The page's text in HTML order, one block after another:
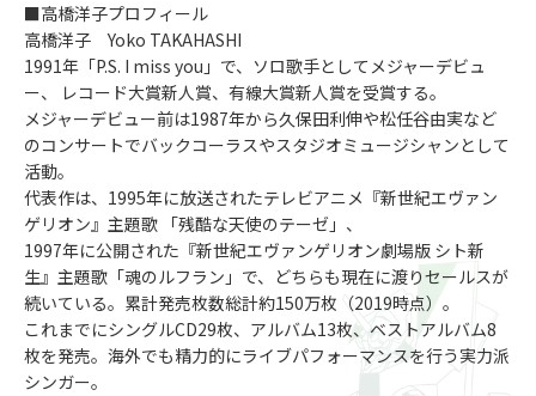
■高橋洋子プロフィール
高橋洋子 Yoko TAKAHASHI
1991年「P.S. I miss you」で、ソロ歌手としてメジャーデビュ
ー、 レコード大賞新人賞、有線大賞新人賞を受賞する。
メジャーデビュー前は1987年から久保田利伸や松任谷由実など
のコンサートでバックコーラスやスタジオミュージシャンとして
活動。
代表作は、1995年に放送されたテレビアニメ『新世紀エヴァン
ゲリオン』主題歌 「残酷な天使のテーゼ」、
1997年に公開された『新世紀エヴァンゲリオン劇場版 シト新
生』主題歌「魂のルフラン」で、どちらも現在に渡りセールスが
続いている。累計発売枚数総計約150万枚（2019時点）。
これまでにシングルCD29枚、アルバム13枚、ベストアルバム8
枚を発売。海外でも精力的にライブパフォーマンスを行う実力派
シンガー。